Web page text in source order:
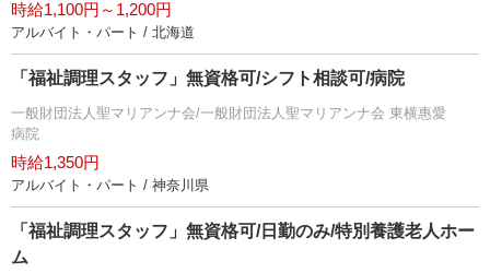
時給1,100円～1,200円
アルバイト・パート / 北海道
「福祉調理スタッフ」無資格可/シフト相談可/病院
一般財団法人聖マリアンナ会/一般財団法人聖マリアンナ会 東横惠愛
病院
時給1,350円
アルバイト・パート / 神奈川県
「福祉調理スタッフ」無資格可/日勤のみ/特別養護老人ホー
ム